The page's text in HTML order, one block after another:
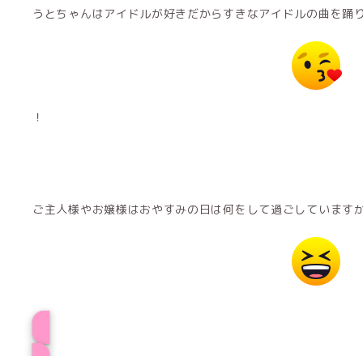
うとちゃんはアイドルが好きだからすきなアイドルの曲を踊
！
ご主人様やお嬢様はおやすみの日は何をして過ごしています